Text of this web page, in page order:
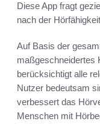
Diese App fragt
nach der
Auf Basis der
maßgeschneidertes
berücksichtigt alle
Nutzer bedeutsam
verbessert das
Menschen mit